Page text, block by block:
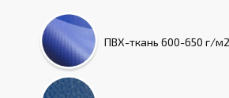
ПВХ-ткань 600-650 г/м2